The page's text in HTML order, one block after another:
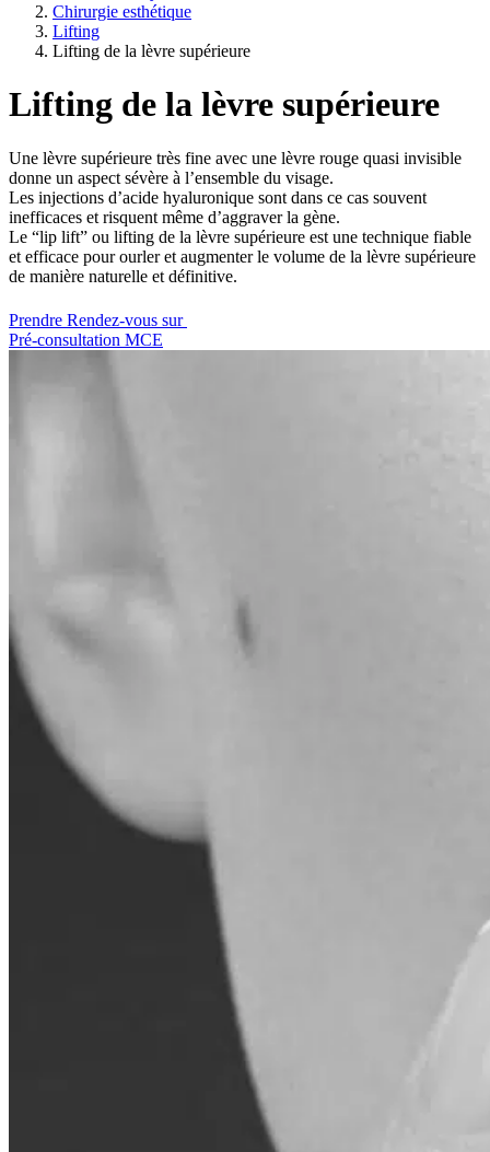
Chirurgie esthétique
Lifting
Lifting de la lèvre supérieure
Lifting de la lèvre supérieure
Une lèvre supérieure très fine avec une lèvre rouge quasi invisible
donne un aspect sévère à l’ensemble du visage.
Les injections d’acide hyaluronique sont dans ce cas souvent
inefficaces et risquent même d’aggraver la gène.
Le “lip lift” ou lifting de la lèvre supérieure est une technique fiable
et efficace pour ourler et augmenter le volume de la lèvre supérieure
de manière naturelle et définitive.
Prendre Rendez-vous sur
Pré-consultation MCE